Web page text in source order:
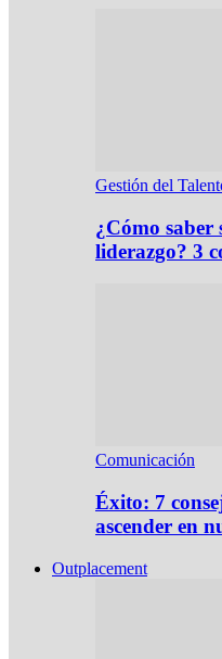
Gestión del
¿Cómo saber
liderazgo? 3
Comunicación
Éxito: 7
ascender en
Outplacement